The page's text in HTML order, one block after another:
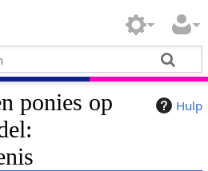
Hulp
ponies op